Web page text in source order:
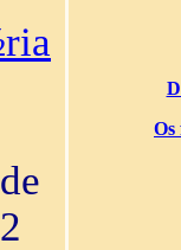
Os